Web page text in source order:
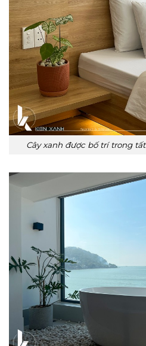
Cây xanh được bố trí trong